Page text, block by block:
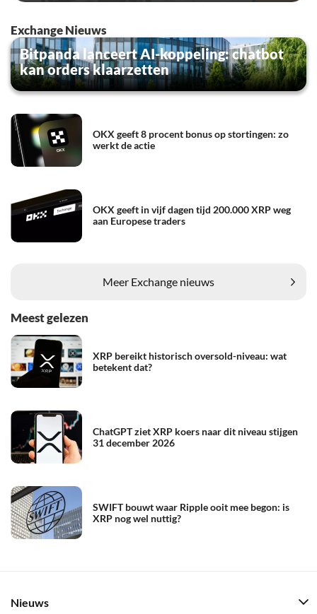
Exchange Nieuws
Bitpanda lanceert AI-koppeling: chatbot
kan orders klaarzetten
OKX geeft 8 procent bonus op stortingen: zo
werkt de actie
OKX geeft in vijf dagen tijd 200.000 XRP weg
aan Europese traders
Meer Exchange nieuws
Meest gelezen
XRP bereikt historisch oversold-niveau: wat
betekent dat?
ChatGPT ziet XRP koers naar dit niveau stijgen
31 december 2026
SWIFT bouwt waar Ripple ooit mee begon: is
XRP nog wel nuttig?
Nieuws